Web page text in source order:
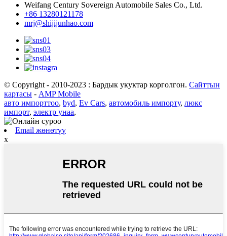
Weifang Century Sovereign Automobile Sales Co., Ltd.
+86 13280121178
mrj@shijijunhao.com
© Copyright - 2010-2023 : Бардык укуктар корголгон. Сайттын
картасы - AMP Mobile
авто импорттоо, byd, Ev Cars, автомобиль импорту, люкс
импорт, электр унаа,
Email жөнөтүү
x